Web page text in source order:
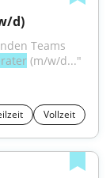
d)
Teams
(m/w/d..."
Vollzeit